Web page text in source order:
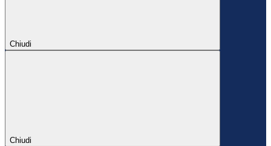
Chiudi
Chiudi